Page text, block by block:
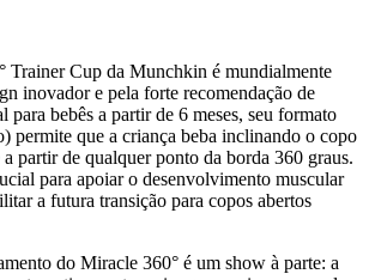
Trainer Cup da Munchkin é mundialmente
inovador e pela forte recomendação de
para bebês a partir de 6 meses, seu formato
permite que a criança beba inclinando o copo
partir de qualquer ponto da borda 360 graus.
para apoiar o desenvolvimento muscular
a futura transição para copos abertos
do Miracle 360° é um show à parte: a